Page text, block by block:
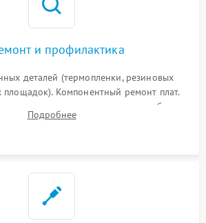
и профилактика
деталей (термопленки, резиновых
площадок). Компонентный ремонт плат.
тракта печати, контактов и линз блока
от просыпанного тонера и пыли.
Подробнее